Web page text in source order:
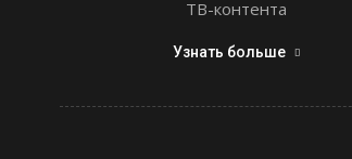
ТВ-контента
Узнать больше